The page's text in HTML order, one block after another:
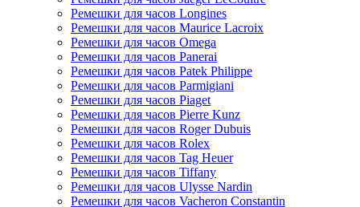
Ремешки для часов Longines
Ремешки для часов Maurice Lacroix
Ремешки для часов Omega
Ремешки для часов Panerai
Ремешки для часов Patek Philippe
Ремешки для часов Parmigiani
Ремешки для часов Piaget
Ремешки для часов Pierre Kunz
Ремешки для часов Roger Dubuis
Ремешки для часов Rolex
Ремешки для часов Tag Heuer
Ремешки для часов Tiffany
Ремешки для часов Ulysse Nardin
Ремешки для часов Vacheron Constantin